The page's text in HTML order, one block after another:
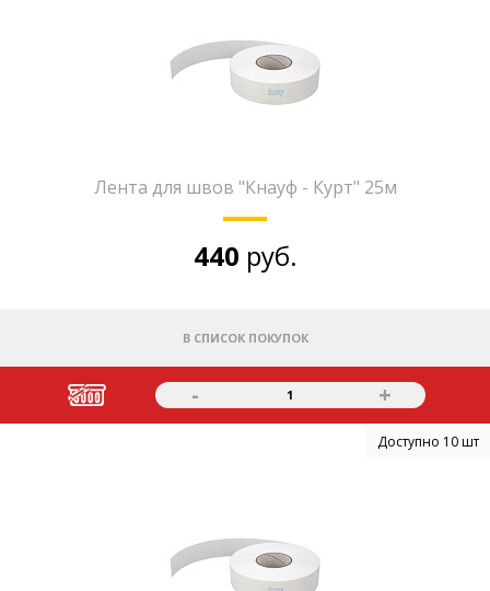
Лента для швов "Кнауф - Курт" 25м
440 руб.
В СПИСОК ПОКУПОК
- 1 +
Доступно 10 шт